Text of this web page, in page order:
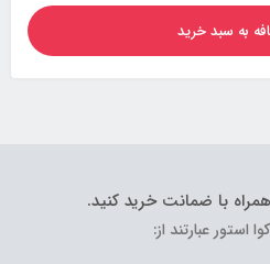
به سبد خرید
همراه با ضمانت خرید کنید.
عبارتند از: